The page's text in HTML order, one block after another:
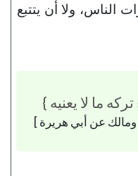
الناس، ولا أن يتتبع
ما لا يعنيه }
عن أبي هريرة ]